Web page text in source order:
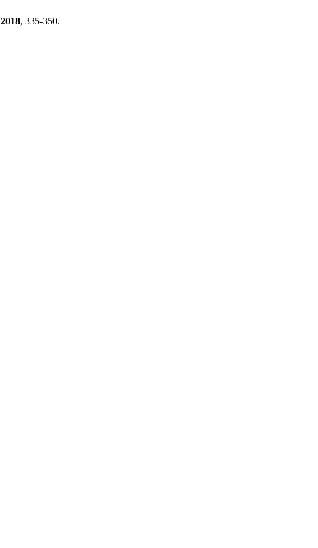
2018, 335-350.